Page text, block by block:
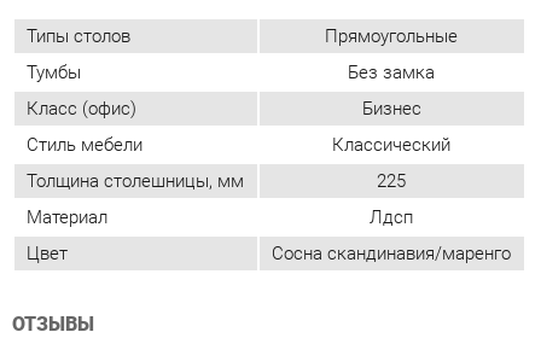
Толщина столешницы, мм
225
Материал
Лдсп
Цвет
Сосна скандинавия/маренго
ОТЗЫВЫ
Пока нет отзывов, поделитесь первым своим мнением.
ДОБАВИТЬ ОТЗЫВ